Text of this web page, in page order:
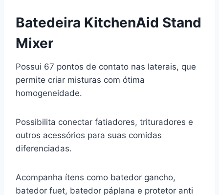
Batedeira KitchenAid Stand
Mixer
Possui 67 pontos de contato nas laterais, que
permite criar misturas com ótima
homogeneidade.
Possibilita conectar fatiadores, trituradores e
outros acessórios para suas comidas
diferenciadas.
Acompanha ítens como batedor gancho,
batedor fuet, batedor páplana e protetor anti